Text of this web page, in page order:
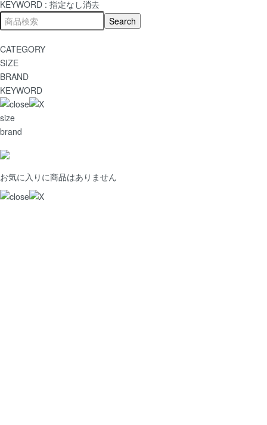
KEYWORD : 指定なし消去
CATEGORY
SIZE
BRAND
KEYWORD
size
brand
お気に入りに商品はありません